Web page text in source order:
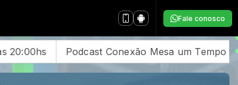
Fale conosco
de Mesa para a Familía Todas as Quartas as